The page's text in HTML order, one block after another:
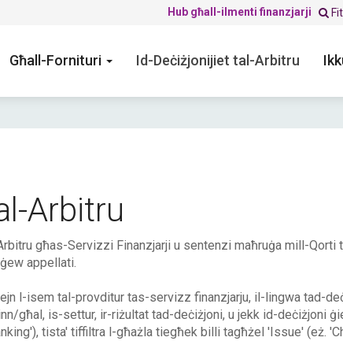
Hub għall-ilmenti finanzjarji
Għall-Fornituri Id-Deċiżjonijiet tal-Arbitru
Arbitru
għas-Servizzi Finanzjarji u sentenzi maħruġa mill-Qorti
appellati.
l-isem tal-provditur tas-servizz finanzjarju, il-lingwa tad-
għal, is-settur, ir-riżultat tad-deċiżjoni, u jekk id-deċiżjoni
tista' tiffiltra l-għażla tiegħek billi tagħżel 'Issue' (eż.